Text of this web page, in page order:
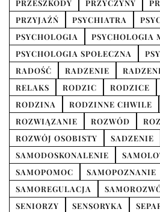
PRZESZKODY
PRZYCZYNY
PRZYJAŹŃ
PSYCHIATRA
PSYCHOLOGIA
PSYCHOLOGIA
PSYCHOLOGIA SPOŁECZNA
RADOŚĆ
RADZENIE
RELAKS
RODZIC RODZICE
RODZINA
RODZINNE CHWILE
ROZWIĄZANIE
ROZWÓD
ROZWÓJ OSOBISTY
SADZENIE
SAMODOSKONALENIE
SAMOPOMOC
SAMOPOZNANIE
SAMOREGULACJA
SENIORZY
SENSORYKA